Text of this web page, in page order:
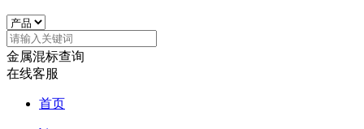
金属混标查询
在线客服
首页